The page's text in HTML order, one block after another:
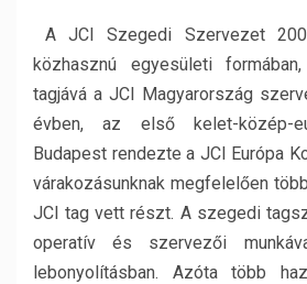
A JCI Szegedi Szervezet
közhasznú egyesületi
tagjává a JCI Magyarország
évben, az első kelet-közép-
Budapest rendezte a JCI Európa
várakozásunknak megfelelően
JCI tag vett részt. A szegedi
operatív és szervezői
lebonyolításban. Azóta több